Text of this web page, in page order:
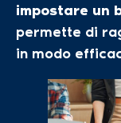
impostare un
permette di
in modo